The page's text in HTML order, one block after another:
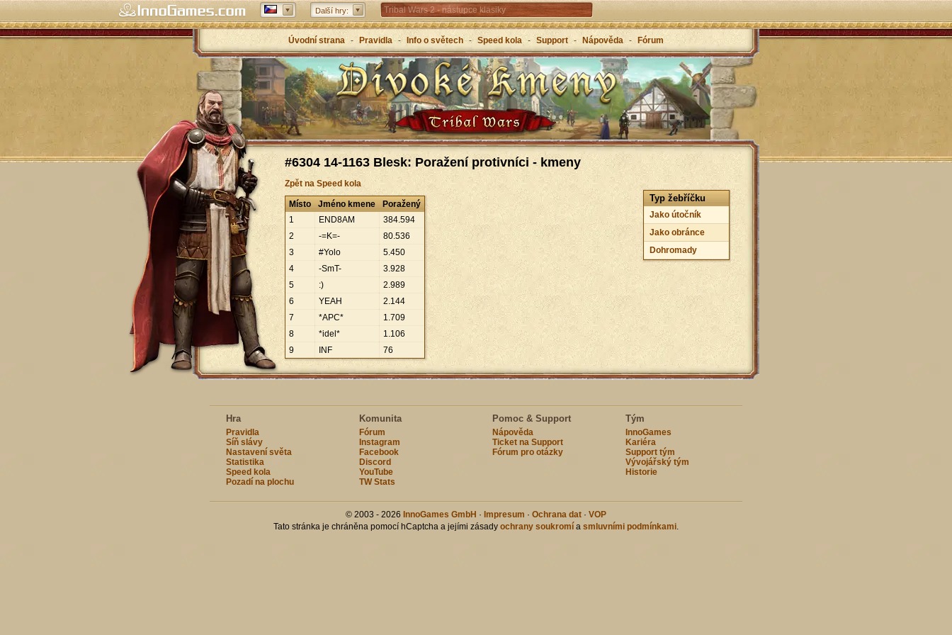
Další hry: Tribal Wars 2 - nástupce klasiky
Forge of Empires – strategicky napříč věky
Grepolis – vybuduj svou říši v antickém Řecku
Úvodní strana - Pravidla - Info o světech - Speed kola - Support - Nápověda - Fórum
#6304 14-1163 Blesk: Poražení protivníci - kmeny
Zpět na Speed kola
Typ žebříčku
Jako útočník
Jako obránce
Dohromady
Místo Jméno kmene
Poražený
1
END8AM 384.594
2
-=K=- 80.536
3
#Yolo 5.450
4
-SmT- 3.928
5
:) 2.989
6
YEAH 2.144
7
*APC* 1.709
8
*idel* 1.106
9
INF 76
Hra
Pravidla
Síň slávy
Nastavení světa
Statistika
Speed kola
Pozadí na plochu
Komunita
Fórum
Instagram
Facebook
Discord
YouTube
TW Stats
Pomoc & Support
Nápověda
Ticket na Support
Fórum pro otázky
Tým
InnoGames
Kariéra
Support tým
Vývojářský tým
Historie
© 2003 - 2026 InnoGames GmbH · Impresum · Ochrana dat · VOP
Tato stránka je chráněna pomocí hCaptcha a jejími zásady ochrany soukromí a smluvními podmínkami.